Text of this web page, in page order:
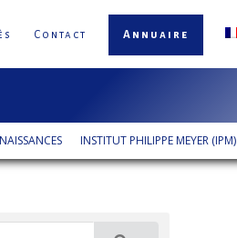
Contact Annuaire
INSTITUT PHILIPPE MEYER (IPM)